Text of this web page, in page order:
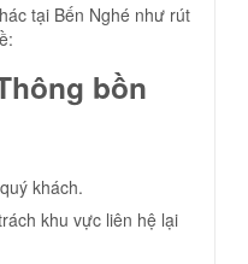
tại Bến Nghé như rút
bồn
khách.
khu vực liên hệ lại